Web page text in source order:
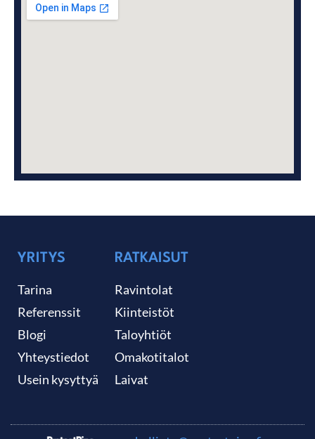
YRITYS
Tarina
Referenssit
Blogi
Yhteystiedot
Usein kysyttyä
RATKAISUT
Ravintolat
Kiinteistöt
Taloyhtiöt
Omakotitalot
Laivat